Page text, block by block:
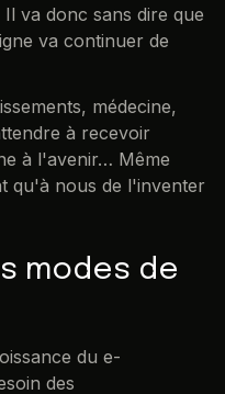
va donc sans dire que
va continuer de
médecine,
à recevoir
à l'avenir… Même
qu'à nous de l'inventer
modes de
du e-
des